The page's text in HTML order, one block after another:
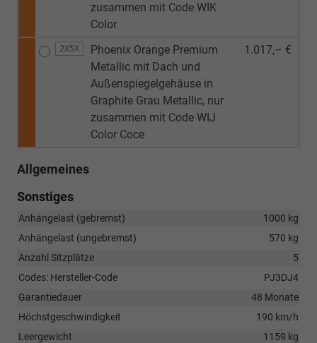
zusammen mit Code WIK
Color
2X5X
Phoenix Orange Premium
Metallic mit Dach und
Außenspiegelgehäuse in
Graphite Grau Metallic, nur
zusammen mit Code WIJ
Color Coce
1.017,– €
Allgemeines
Sonstiges
Anhängelast (gebremst)
1000 kg
Anhängelast (ungebremst)
570 kg
Anzahl Sitzplätze
5
Codes: Hersteller-Code
PJ3DJ4
Garantiedauer
48 Monate
Höchstgeschwindigkeit
190 km/h
Leergewicht
1159 kg